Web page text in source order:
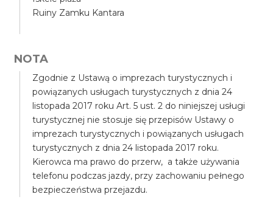
Ruiny Zamku Kantara
NOTA
Zgodnie z Ustawą o imprezach turystycznych i
powiązanych usługach turystycznych z dnia 24
listopada 2017 roku Art. 5 ust. 2 do niniejszej usługi
turystycznej nie stosuje się przepisów Ustawy o
imprezach turystycznych i powiązanych usługach
turystycznych z dnia 24 listopada 2017 roku.
Kierowca ma prawo do przerw, a także używania
telefonu podczas jazdy, przy zachowaniu pełnego
bezpieczeństwa przejazdu.